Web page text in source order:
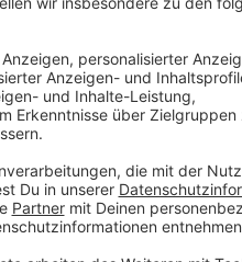
Mit dem neuen Programm
Gesundheitsangebote
Bewegung, Ernährung oder
Präventionskurse oder
zweieinhalbtausend Euro drin.
eingeladen. Ende Mai hatte
Programm läuft bis Ende Juni
Anzeige